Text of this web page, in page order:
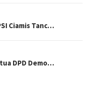
Ciamis Tanc…
DPD Demo…